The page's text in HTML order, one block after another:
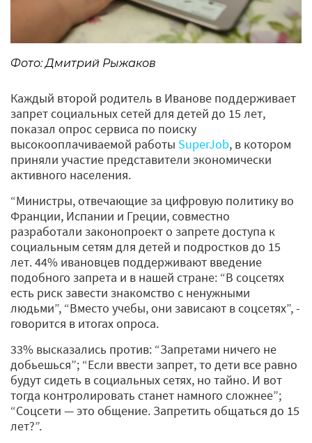
Фото: Дмитрий Рыжаков
Каждый второй родитель в Иванове поддерживает
запрет социальных сетей для детей до 15 лет,
показал опрос сервиса по поиску
высокооплачиваемой работы SuperJob, в котором
приняли участие представители экономически
активного населения.
“Министры, отвечающие за цифровую политику во
Франции, Испании и Греции, совместно
разработали законопроект о запрете доступа к
социальным сетям для детей и подростков до 15
лет. 44% ивановцев поддерживают введение
подобного запрета и в нашей стране: “В соцсетях
есть риск завести знакомство с ненужными
людьми”, “Вместо учебы, они зависают в соцсетях”, -
говорится в итогах опроса.
33% высказались против: “Запретами ничего не
добьешься”; “Если ввести запрет, то дети все равно
будут сидеть в социальных сетях, но тайно. И вот
тогда контролировать станет намного сложнее”;
“Соцсети — это общение. Запретить общаться до 15
лет?”.